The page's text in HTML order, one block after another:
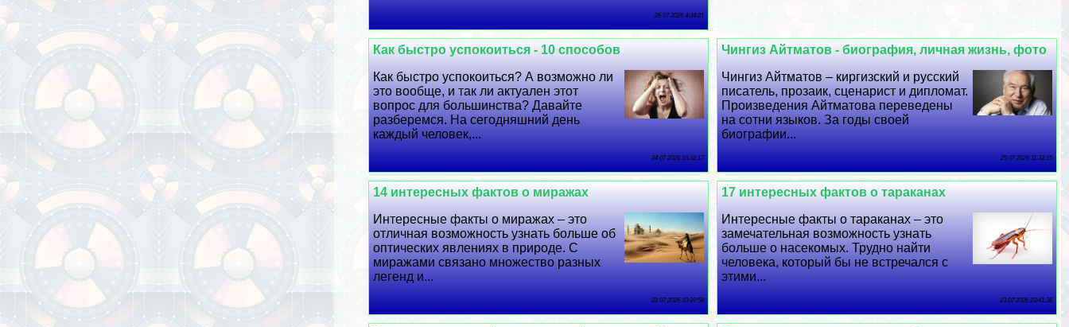
26 07 2026 4:34:21
Чингиз Айтматов - биография, личная жизнь, фото
Чингиз Айтматов – киргизский и русский
писатель, прозаик, сценарист и дипломат.
Произведения Айтматова переведены
на сотни языков. За годы своей
биографии...
25 07 2026 11:32:15
Как быстро успокоиться - 10 способов
Как быстро успокоиться? А возможно ли
это вообще, и так ли актуален этот
вопрос для большинства? Давайте
разберемся. На сегодняшний день
каждый человек,...
24 07 2026 16:32:17
17 интересных фактов о таpaканах
Интересные факты о таpaканах – это
замечательная возможность узнать
больше о насекомых. Трудно найти
человека, который бы не встречался с
этими...
23 07 2026 23:41:36
14 интересных фактов о миражах
Интересные факты о миражах – это
отличная возможность узнать больше об
оптических явлениях в природе. С
миражами связано множество разных
легенд и...
22 07 2026 10:37:58